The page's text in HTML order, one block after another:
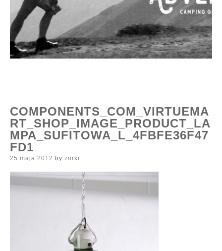
COMPONENTS_COM_VIRTUEMA
RT_SHOP_IMAGE_PRODUCT_LA
MPA_SUFITOWA_L_4FBFE36F47
FD1
Posted
25 maja 2012 by zorki